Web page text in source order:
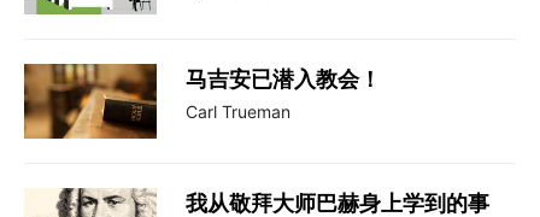
马吉安已潜入教会！
Carl Trueman
我从敬拜大师巴赫身上学到的事